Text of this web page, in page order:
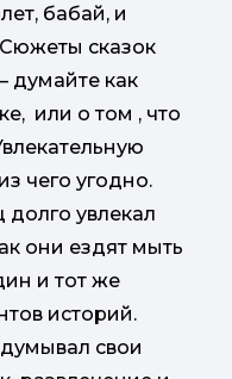
бабай, и
Сюжеты сказок
думайте как
или о том , что
чего угодно.
увлекал
они ездят мыть
и тот же
историй.
свои